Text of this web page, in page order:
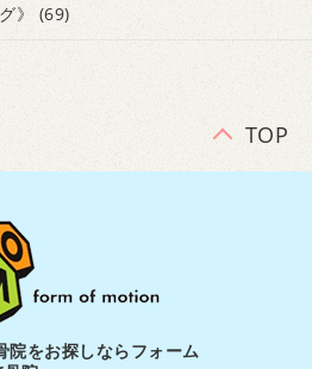
》 (69)
TOP
院をお探しならフォーム